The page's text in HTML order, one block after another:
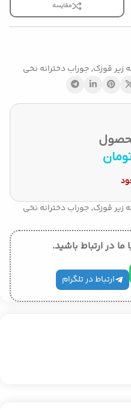
مقایسه
زیر قوزک, جوراب دخترانه نخی
زیر قوزک, جوراب دخترانه نخی
در ارتباط باشید.
ارتباط در تلگرام